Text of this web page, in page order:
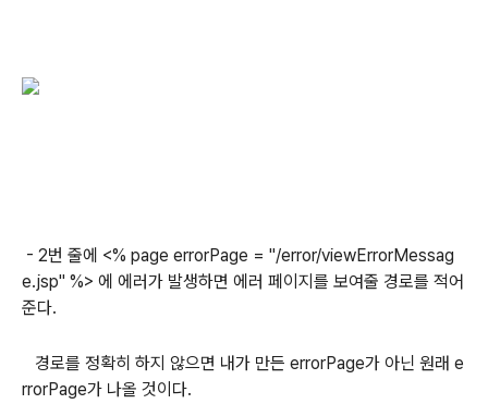
- 2번 줄에 <% page errorPage = "/error/viewErrorMessag
e.jsp" %> 에 에러가 발생하면 에러 페이지를 보여줄 경로를 적어
준다.
경로를 정확히 하지 않으면 내가 만든 errorPage가 아닌 원래 e
rrorPage가 나올 것이다.